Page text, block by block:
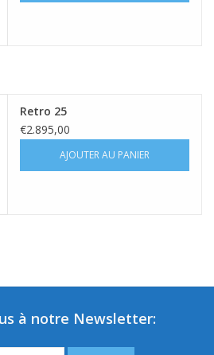
Retro 25
€2.895,00
AJOUTER AU PANIER
à notre Newsletter: